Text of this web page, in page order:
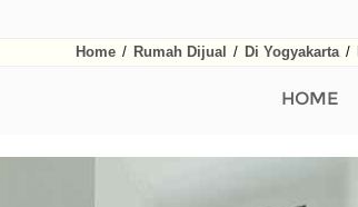
Home / Rumah Dijual / Di Yogyakarta /
HOME